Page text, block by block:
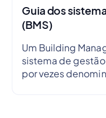
Guia dos
(BMS)
Um Building
sistema de
por vezes